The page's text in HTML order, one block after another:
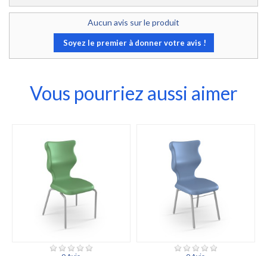
Aucun avis sur le produit
Soyez le premier à donner votre avis !
Vous pourriez aussi aimer